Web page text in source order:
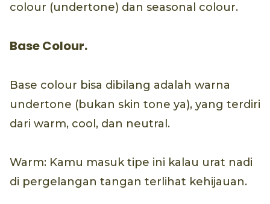
colour (undertone) dan seasonal colour.
Base Colour.
Base colour bisa dibilang adalah warna
undertone (bukan skin tone ya), yang terdiri
dari warm, cool, dan neutral.
Warm: Kamu masuk tipe ini kalau urat nadi
di pergelangan tangan terlihat kehijauan.